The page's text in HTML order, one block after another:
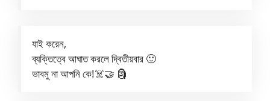
যাই করেন,
ব্যক্তিত্বে আঘাত করলে দ্বিতীয়বার 🙂
ভাবমু না আপনি কে!☠️🤝 🗿